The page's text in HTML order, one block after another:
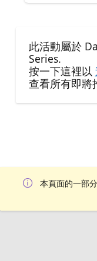
此活動屬於
Series.
按一下這裡以
查看所有即將
本頁面的一部